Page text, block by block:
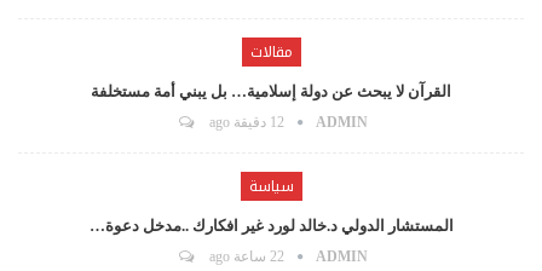
مقالات
القرآن لا يبحث عن دولة إسلامية… بل يبني أمة مستخلفة
ADMIN 12 دقيقة ago
سياسة
المستشار الدولي د.خالد لورد غير افكارك ..مدخل دعوة…
ADMIN 22 ساعة ago